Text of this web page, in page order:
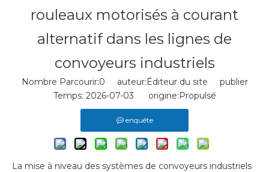
rouleaux motorisés à courant
alternatif dans les lignes de
convoyeurs industriels
Nombre Parcourir:0 auteur:Éditeur du site publier
Temps: 2026-07-03 origine:Propulsé
enquête
La mise à niveau des systèmes de convoyeurs industriels